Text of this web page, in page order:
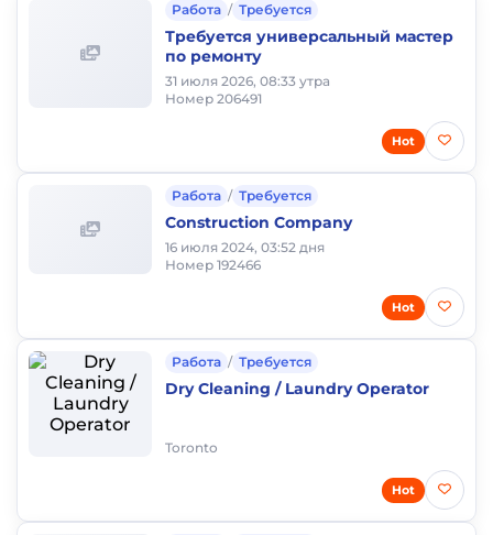
Работа / Требуется
Требуется универсальный мастер
по ремонту
31 июля 2026, 08:33 утра
Номер 206491
Hot
Работа / Требуется
Construction Company
16 июля 2024, 03:52 дня
Номер 192466
Hot
Работа / Требуется
Dry Cleaning / Laundry Operator
Toronto
Hot